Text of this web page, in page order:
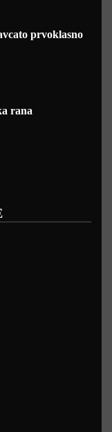
prvoklasno
rana